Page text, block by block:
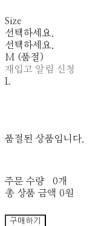
Size
선택하세요.
선택하세요.
M (품절)
재입고 알림 신청
L
품절된 상품입니다.
주문 수량
0개
총 상품 금액 0원
구매하기